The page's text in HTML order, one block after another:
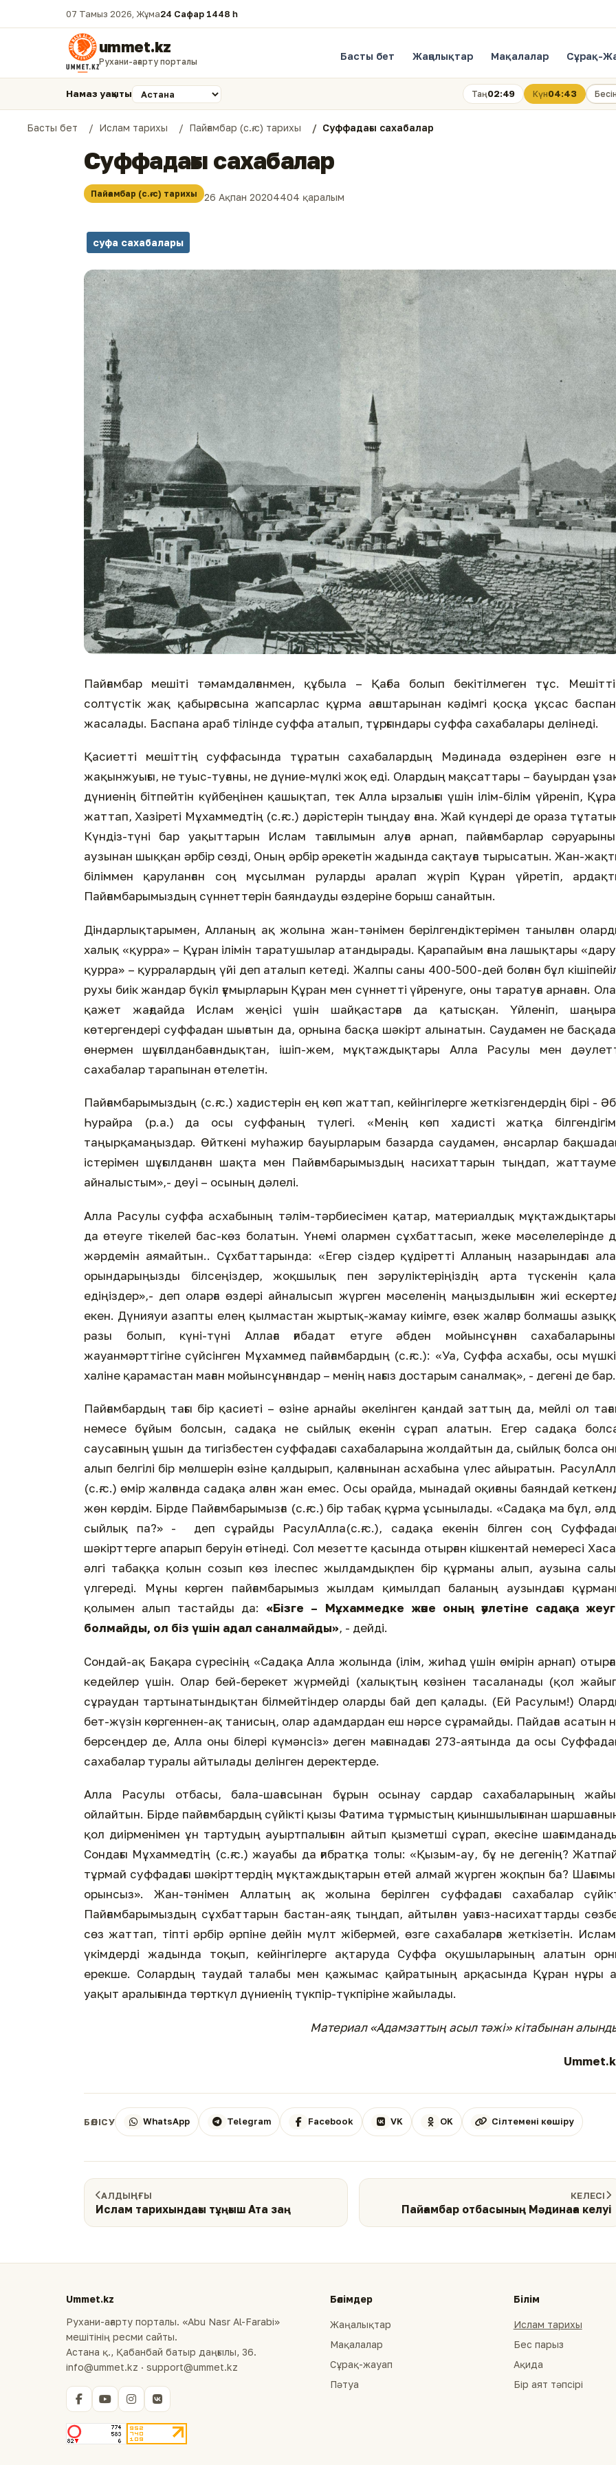
07 Тамыз 2026, Жұма24 Сафар 1448 һ.
ummet.kz
Рухани-ағарту порталы Басты бет Жаңалықтар Мақалалар Сұрақ-
Намаз уақыты Таң02:49 Күн04:43 Бесін
Басты бет Ислам тарихы Пайғамбар (с.ғ.с) тарихы Суффадағы сахабалар
Суффадағы сахабалар
Пайғамбар (с.ғ.с) тарихы 26 Ақпан 20204404 қаралым
суфа сахабалары
Пайғамбар мешіті тәмамдалғанмен, құбыла – Қағба болып бекітілмеген тұс.
солтүстік жақ қабырғасына жапсарлас құрма ағаштарынан кәдімгі қосқа ұқсас
жасалады. Баспана араб тілінде суффа аталып, тұрғындары суффа сахабалары делінеді.
Қасиетті мешіттің суффасында тұратын сахабалардың Мәдинада өздерінен өзге
жақынжуығы, не туыс-туғаны, не дүние-мүлкі жоқ еді. Олардың мақсаттары – бауырдан
дүниенің бітпейтін күйбеңінен қашықтап, тек Алла ырзалығы үшін ілім-білім үйреніп,
жаттап, Хазіреті Мұхаммедтің (с.ғ.с.) дәрістерін тыңдау ғана. Жай күндері де ораза
Күндіз-түні бар уақыттарын Ислам тағылымын алуға арнап, пайғамбарлар
аузынан шыққан әрбір сөзді, Оның әрбір әрекетін жадында сақтауға тырысатын. Жан-
біліммен қаруланған соң мұсылман руларды аралап жүріп Құран үйретіп,
Пайғамбарымыздың сүннеттерін баяндауды өздеріне борыш санайтын.
Діндарлықтарымен, Алланың ақ жолына жан-тәнімен берілгендіктерімен танылған
халық «қурра» – Құран ілімін таратушылар атандырады. Қарапайым ғана лашықтары
қурра» – қурралардың үйі деп аталып кетеді. Жалпы саны 400-500-дей болған бұл
рухы биік жандар бүкіл ғұмырларын Құран мен сүннетті үйренуге, оны таратуға арнаған.
қажет жағдайда Ислам жеңісі үшін шайқастарға да қатысқан. Үйленіп,
көтергендері суффадан шығатын да, орнына басқа шәкірт алынатын. Саудамен не
өнермен шұғылданбағандықтан, ішіп-жем, мұқтаждықтары Алла Расулы мен
сахабалар тарапынан өтелетін.
Пайғамбарымыздың (с.ғ.с.) хадистерін ең көп жаттап, кейінгілерге жеткізгендердің бірі -
Һурайра (р.а.) да осы суффаның түлегі. «Менің көп хадисті жатқа
таңырқамаңыздар. Өйткені муһажир бауырларым базарда саудамен, әнсарлар
істерімен шұғылданған шақта мен Пайғамбарымыздың насихаттарын тыңдап,
айналыстым»,- деуі – осының дәлелі.
Алла Расулы суффа асхабының тәлім-тәрбиесімен қатар, материалдық
да өтеуге тікелей бас-көз болатын. Үнемі олармен сұхбаттасып, жеке мәселелерінде
жәрдемін аямайтын.. Сұхбаттарында: «Егер сіздер құдіретті Алланың назарындағы
орындарыңызды білсеңіздер, жоқшылық пен зәруліктеріңіздің арта түскенін
едіңіздер»,- деп оларға өздері айналысып жүрген мәселенің маңыздылығын жиі
екен. Дүнияуи азапты елең қылмастан жыртық-жамау киімге, өзек жалғар болмашы
разы болып, күні-түні Аллаға ғибадат етуге әбден мойынсұнған
жауанмәрттігіне сүйсінген Мұхаммед пайғамбардың (с.ғ.с.): «Уа, Суффа асхабы, осы
халіне қарамастан маған мойынсұнғандар – менің нағыз достарым саналмақ», - дегені де бар.
Пайғамбардың тағы бір қасиеті – өзіне арнайы әкелінген қандай заттың да, мейлі ол
немесе бұйым болсын, садақа не сыйлық екенін сұрап алатын. Егер садақа
саусағының ұшын да тигізбестен суффадағы сахабаларына жолдайтын да, сыйлық болса
алып белгілі бір мөлшерін өзіне қалдырып, қалғанынан асхабына үлес айыратын.
(с.ғ.с.) өмір жалғанда садақа алған жан емес. Осы орайда, мынадай оқиғаны баяндай
жөн көрдім. Бірде Пайғамбарымызға (с.ғ.с.) бір табақ құрма ұсынылады. «Садақа ма бұл,
сыйлық па?» - деп сұрайды РасулАлла(с.ғ.с.), садақа екенін білген соң
шәкірттерге апарып беруін өтінеді. Сол мезетте қасында отырған кішкентай немересі
әлгі табаққа қолын созып көз ілеспес жылдамдықпен бір құрманы алып, аузына
үлгереді. Мұны көрген пайғамбарымыз жылдам қимылдап баланың аузындағы
қолымен алып тастайды да: «Бізге – Мұхаммедке және оның әулетіне садақа
болмайды, ол біз үшін адал саналмайды», - дейді.
Сондай-ақ Бақара сүресінің «Садақа Алла жолында (ілім, жиһад үшін өмірін арнап)
кедейлер үшін. Олар бей-берекет жүрмейді (халықтың көзінен тасаланады (қол
сұраудан тартынатындықтан білмейтіндер оларды бай деп қалады. (Ей Расулым!)
бет-жүзін көргеннен-ақ танисың, олар адамдардан еш нәрсе сұрамайды. Пайдаға асатын
берсеңдер де, Алла оны білері күмәнсіз» деген мағынадағы 273-аятында да осы
сахабалар туралы айтылады делінген деректерде.
Алла Расулы отбасы, бала-шағасынан бұрын осынау сардар сахабаларының
ойлайтын. Бірде пайғамбардың сүйікті қызы Фатима тұрмыстың қиыншылығынан
қол диірменімен ұн тартудың ауыртпалығын айтып қызметші сұрап, әкесіне
Сондағы Мұхаммедтің (с.ғ.с.) жауабы да ғибратқа толы: «Қызым-ау, бұ не дегенің?
тұрмай суффадағы шәкірттердің мұқтаждықтарын өтей алмай жүрген жоқпын ба?
орынсыз». Жан-тәнімен Аллатың ақ жолына берілген суффадағы сахабалар
Пайғамбарымыздың сұхбаттарын бастан-аяқ тыңдап, айтылған уағыз-насихаттарды
сөз жаттап, тіпті әрбір әрпіне дейін мүлт жібермей, өзге сахабаларға жеткізетін.
үкімдерді жадында тоқып, кейінгілерге ақтаруда Суффа оқушыларының алатын
ерекше. Солардың таудай талабы мен қажымас қайратының арқасында Құран нұры
уақыт аралығында төрткүл дүниенің түкпір-түкпіріне жайылады.
Материал «Адамзаттың асыл тәжі» кітабынан
БӨЛІСУ WhatsApp Telegram Facebook VK OK Сілтемені көшіру
АЛДЫҢҒЫ
Ислам тарихындағы тұңғыш Ата заң
КЕЛЕСІ
Пайғамбар отбасының Мәдинаға келуі
Ummet.kz
Рухани-ағарту порталы. «Abu Nasr Al-Farabi»
мешітінің ресми сайты.
Астана қ., Қабанбай батыр даңғылы, 36.
info@ummet.kz · support@ummet.kz
Бөлімдер
Жаңалықтар
Мақалалар
Сұрақ-жауап
Пәтуа
Білім
Ислам тарихы
Бес парыз
Ақида
Бір аят тәпсірі